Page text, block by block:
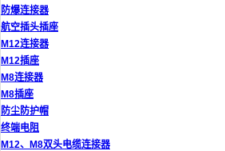
防爆连接器
航空插头插座
M12连接器
M12插座
M8连接器
M8插座
防尘防护帽
终端电阻
M12、M8双头电缆连接器